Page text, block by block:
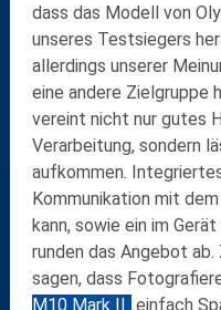
dass das Modell von
unseres Testsiegers
allerdings unserer
eine andere Zielgruppe
vereint nicht nur gutes
Verarbeitung, sondern
aufkommen.
Kommunikation mit
kann, sowie ein im
runden das Angebot
sagen, dass
M10 Mark II einfach